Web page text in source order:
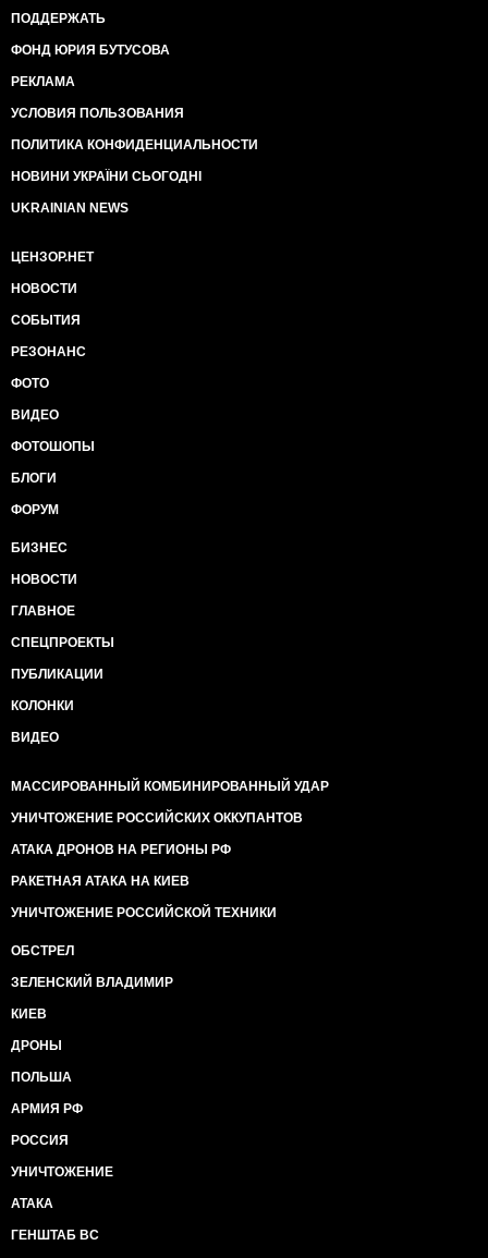
ПОДДЕРЖАТЬ
ФОНД ЮРИЯ БУТУСОВА
РЕКЛАМА
УСЛОВИЯ ПОЛЬЗОВАНИЯ
ПОЛИТИКА КОНФИДЕНЦИАЛЬНОСТИ
НОВИНИ УКРАЇНИ СЬОГОДНІ
UKRAINIAN NEWS
ЦЕНЗОР.НЕТ
НОВОСТИ
СОБЫТИЯ
РЕЗОНАНС
ФОТО
ВИДЕО
ФОТОШОПЫ
БЛОГИ
ФОРУМ
БИЗНЕС
НОВОСТИ
ГЛАВНОЕ
СПЕЦПРОЕКТЫ
ПУБЛИКАЦИИ
КОЛОНКИ
ВИДЕО
МАССИРОВАННЫЙ КОМБИНИРОВАННЫЙ УДАР
УНИЧТОЖЕНИЕ РОССИЙСКИХ ОККУПАНТОВ
АТАКА ДРОНОВ НА РЕГИОНЫ РФ
РАКЕТНАЯ АТАКА НА КИЕВ
УНИЧТОЖЕНИЕ РОССИЙСКОЙ ТЕХНИКИ
ОБСТРЕЛ
ЗЕЛЕНСКИЙ ВЛАДИМИР
КИЕВ
ДРОНЫ
ПОЛЬША
АРМИЯ РФ
РОССИЯ
УНИЧТОЖЕНИЕ
АТАКА
ГЕНШТАБ ВС